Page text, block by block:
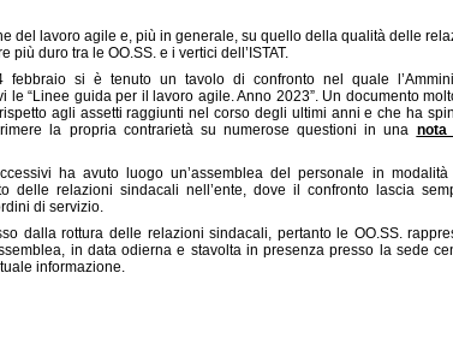
del lavoro agile e, più in generale, su quello della qualità delle
più duro tra le OO.SS. e i vertici dell’ISTAT.
febbraio si è tenuto un tavolo di confronto nel quale
le “Linee guida per il lavoro agile. Anno 2023”. Un documento
agli assetti raggiunti nel corso degli ultimi anni e che ha
la propria contrarietà su numerose questioni in una nota
ha avuto luogo un’assemblea del personale in
delle relazioni sindacali nell’ente, dove il confronto lascia
di servizio.
dalla rottura delle relazioni sindacali, pertanto le OO.SS.
in data odierna e stavolta in presenza presso la sede
informazione.